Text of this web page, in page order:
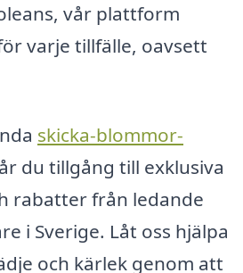
vår plattform
varje tillfälle, oavsett
skicka-blommor-
du tillgång till exklusiva
rabatter från ledande
i Sverige. Låt oss hjälpa
och kärlek genom att